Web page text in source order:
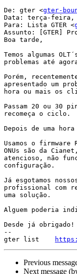
De: gter <gter-
Data: terça-feira,
Para: Lista GTER <
Assunto: [GTER]
Boa tarde,
Temos algumas
problemas até
Porém,
apresentado um
hora ou mais os
Passam 20 ou 30
recomeça o ciclo.
Depois de uma
Usamos o firmware
ONUs são da
atencioso, não
configuração.
Já esgotamos
profissional com
uma solução.
Alguem poderia
Desde já obrigado!
--
gter list
Previous
Next message